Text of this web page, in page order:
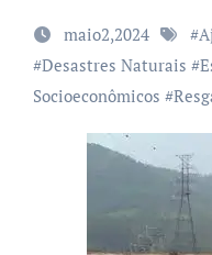
maio2,2024 #
#Desastres Naturais #
Socioeconômicos #